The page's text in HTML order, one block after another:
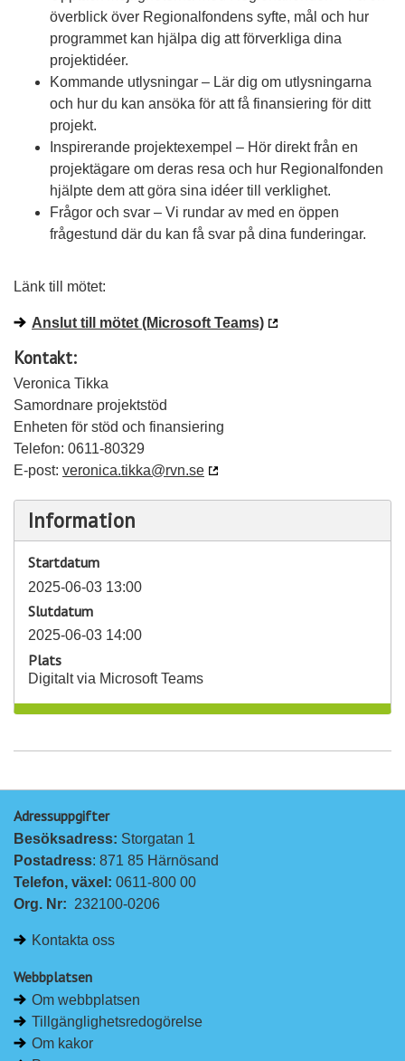
överblick över Regionalfondens syfte, mål och hur
programmet kan hjälpa dig att förverkliga dina
projektidéer.
Kommande utlysningar – Lär dig om utlysningarna
och hur du kan ansöka för att få finansiering för ditt
projekt.
Inspirerande projektexempel – Hör direkt från en
projektägare om deras resa och hur Regionalfonden
hjälpte dem att göra sina idéer till verklighet.
Frågor och svar – Vi rundar av med en öppen
frågestund där du kan få svar på dina funderingar.
Länk till mötet:
Anslut till mötet (Microsoft Teams)
Kontakt:
Veronica Tikka
Samordnare projektstöd
Enheten för stöd och finansiering
Telefon: 0611-80329
E-post: veronica.tikka@rvn.se
Information
Startdatum
2025-06-03 13:00
Slutdatum
2025-06-03 14:00
Plats
Digitalt via Microsoft Teams
Adressuppgifter
Besöksadress: Storgatan 1
Postadress: 871 85 Härnösand
Telefon, växel: 0611-800 00
Org. Nr: 232100-0206
Kontakta oss
Webbplatsen
Om webbplatsen
Tillgänglighetsredogörelse
Om kakor